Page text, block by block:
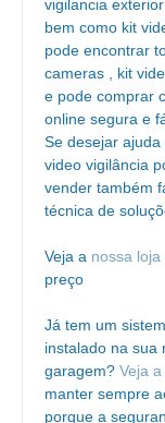
vigilancia
bem como kit
pode encontrar
cameras , kit
e pode comprar
online segura e
Se desejar
video vigilância
vender também
técnica de
Veja a nossa loja
preço
Já tem um
instalado na sua
garagem? Veja
manter sempre
porque a